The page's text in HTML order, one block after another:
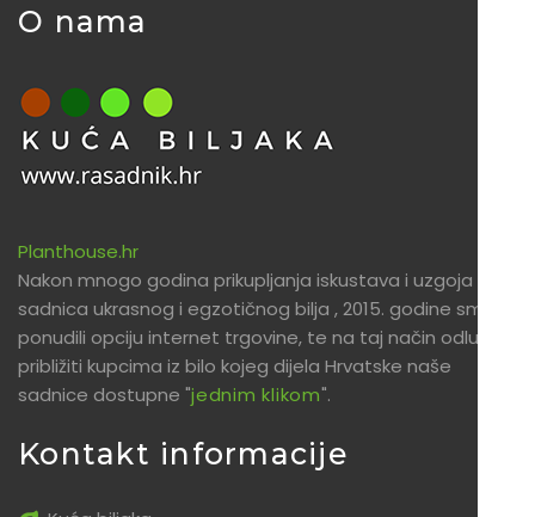
O nama
Planthouse.hr
Nakon mnogo godina prikupljanja iskustava i uzgoja
sadnica ukrasnog i egzotičnog bilja , 2015. godine smo
ponudili opciju internet trgovine, te na taj način odlučili
približiti kupcima iz bilo kojeg dijela Hrvatske naše
sadnice dostupne "jednim klikom".
Kontakt informacije